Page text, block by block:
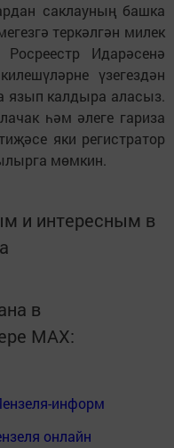
саклауның башка
теркәлгән милек
Идарәсенә
үзегездән
язып калдыра аласыз.
һәм әлеге гариза
яки регистратор
мөмкин.
и интересным в
в
MАХ:
информ
онлайн